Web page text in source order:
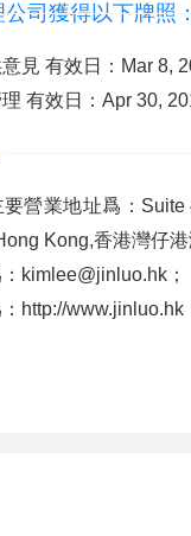
司獲得以下牌照
見 有效日：Mar 8,
有效日：Apr 30,
營業地址爲：Suite
Kong,香港灣仔
kimlee@jinluo.hk；
http://www.jinluo.hk